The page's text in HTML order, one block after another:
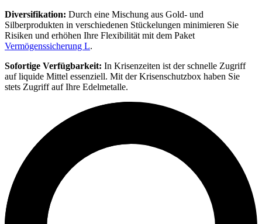
Diversifikation: Durch eine Mischung aus Gold- und
Silberprodukten in verschiedenen Stückelungen minimieren Sie
Risiken und erhöhen Ihre Flexibilität mit dem Paket
Vermögenssicherung L.
Sofortige Verfügbarkeit: In Krisenzeiten ist der schnelle Zugriff
auf liquide Mittel essenziell. Mit der Krisenschutzbox haben Sie
stets Zugriff auf Ihre Edelmetalle.​